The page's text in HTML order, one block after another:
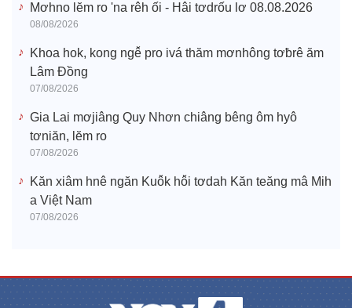
Mơhno lĕm ro 'na rêh ối - Hâi tơdrốu lơ 08.08.2026
08/08/2026
Khoa hok, kong ngê̆ pro ivá thăm mơnhông tơƀrê ăm
Lâm Đồng
07/08/2026
Gia Lai mơjiâng Quy Nhơn chiâng bêng ôm hyô
tơniăn, lĕm ro
07/08/2026
Kăn xiâm hnê ngăn Kuô̆k hô̆i tơdah Kăn teăng mâ Mih
a Việt Nam
07/08/2026